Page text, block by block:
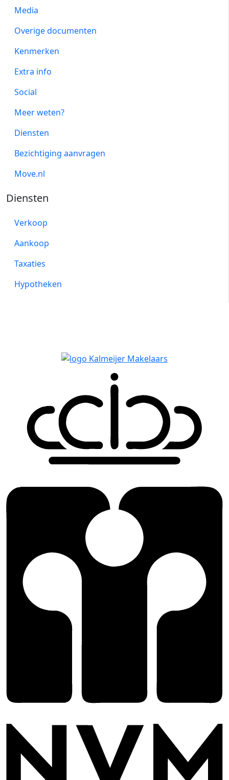
Media
Overige documenten
Kenmerken
Extra info
Social
Meer weten?
Diensten
Bezichtiging aanvragen
Move.nl
Diensten
Verkoop
Aankoop
Taxaties
Hypotheken